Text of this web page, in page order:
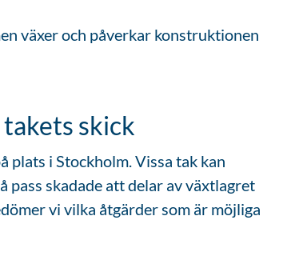
växer och påverkar konstruktionen
skick
plats i Stockholm. Vissa tak kan
pass skadade att delar av växtlagret
vi vilka åtgärder som är möjliga